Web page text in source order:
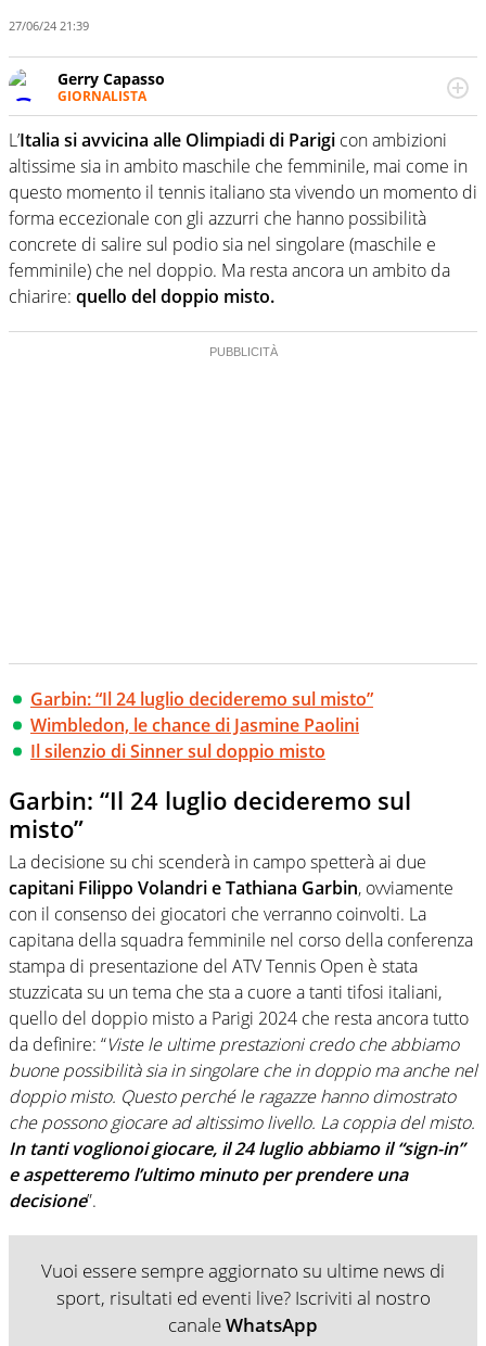
27/06/24 21:39
Gerry Capasso
GIORNALISTA
Per lui gli sport americani non hanno segreti: basket,
football, baseball e la capacità innata di trovare la notizia
dove altri non vedono granché
L’Italia si avvicina alle Olimpiadi di Parigi con ambizioni
altissime sia in ambito maschile che femminile, mai come in
questo momento il tennis italiano sta vivendo un momento di
forma eccezionale con gli azzurri che hanno possibilità
concrete di salire sul podio sia nel singolare (maschile e
femminile) che nel doppio. Ma resta ancora un ambito da
chiarire: quello del doppio misto.
Garbin: “Il 24 luglio decideremo sul misto”
Wimbledon, le chance di Jasmine Paolini
Il silenzio di Sinner sul doppio misto
Garbin: “Il 24 luglio decideremo sul
misto”
La decisione su chi scenderà in campo spetterà ai due
capitani Filippo Volandri e Tathiana Garbin, ovviamente
con il consenso dei giocatori che verranno coinvolti. La
capitana della squadra femminile nel corso della conferenza
stampa di presentazione del ATV Tennis Open è stata
stuzzicata su un tema che sta a cuore a tanti tifosi italiani,
quello del doppio misto a Parigi 2024 che resta ancora tutto
da definire: “Viste le ultime prestazioni credo che abbiamo
buone possibilità sia in singolare che in doppio ma anche nel
doppio misto. Questo perché le ragazze hanno dimostrato
che possono giocare ad altissimo livello. La coppia del misto.
In tanti voglionoi giocare, il 24 luglio abbiamo il “sign-in”
e aspetteremo l’ultimo minuto per prendere una
decisione”.
Vuoi essere sempre aggiornato su ultime news di
sport, risultati ed eventi live? Iscriviti al nostro
canaleWhatsApp